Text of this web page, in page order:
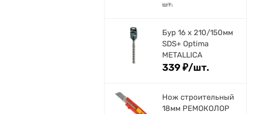
шт.
Бур 16 х 210/150мм
SDS+ Optima
METALLICA
339₽/шт.
Нож строительный
18мм РЕМОКОЛОР